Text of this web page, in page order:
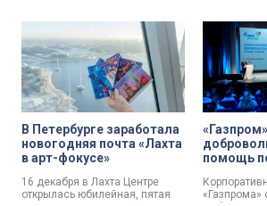
освещают 433 современных
светодиодных светильника.
этом
местных
– настоящий
и
В Петербурге заработала
новогодняя почта «Лахта
в арт-фокусе»
16 декабря в Лахта Центре
открылась юбилейная, пятая
помощь
«Газпрома»